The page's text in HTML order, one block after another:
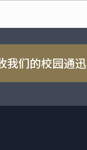
我们的校园通迅